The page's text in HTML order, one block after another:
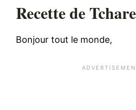
Recette de
Bonjour tout le monde,